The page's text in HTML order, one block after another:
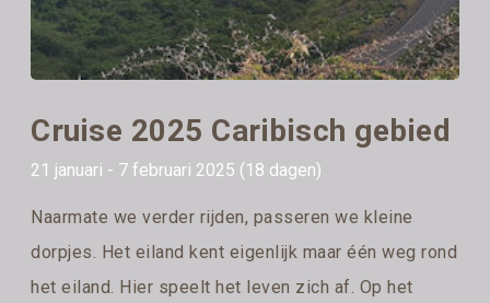
Cruise 2025 Caribisch gebied
21 januari - 7 februari 2025 (18 dagen)
Naarmate we verder rijden, passeren we kleine
dorpjes. Het eiland kent eigenlijk maar één weg rond
het eiland. Hier speelt het leven zich af. Op het